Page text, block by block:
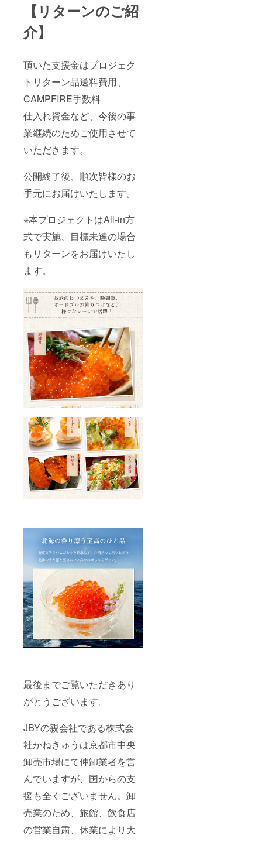
【リターンのご紹
介】
頂いた支援金はプロジェク
トリターン品送料費用、
CAMPFIRE手数料
仕入れ資金など、今後の事
業継続のためご使用させて
いただきます。
公開終了後、順次皆様のお
手元にお届けいたします。
※本プロジェクトはAll-in方
式で実施、目標未達の場合
もリターンをお届けいたし
ます。
最後までご覧いただきあり
がとうございます。
JBYの親会社である株式会
社かねきゅうは京都市中央
卸売市場にて仲卸業者を営
んでいますが、国からの支
援も全くございません。卸
売業のため、旅館、飲食店
の営業自粛、休業により大